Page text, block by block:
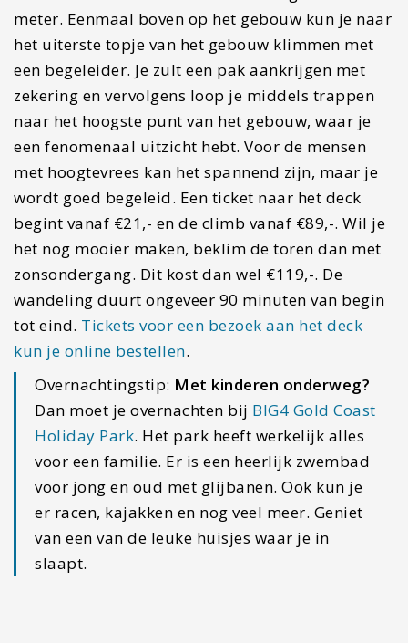
#10 Glow Worm Caves
Eerder hadden we het al over Tamborine
National Park in deze lijst met leuke activiteiten
in of rondom Surfers Paradise. Bij dit nationaal
park ligt ook Mount Tamborine waar je een
fantastisch natuurfenomeen kunt aanschouwen.
In een grot die gemaakt is om glow worms te
beschermen kun je samen met een begeleider op
ontdekkingsreis naar deze lichtgevende
wormpjes. Bij deze tour zul je ook een stukje door
het regenwoud lopen, waarna je vervolgens de
grot zult betreden. De grot is volledig nagemaakt
en er zullen dan ook stalagmieten en stalactieten
te vinden zijn. Ga naar binnen en geniet van de
duizenden lichtgevende wormpjes. Je kunt
boeken bijTamborine Glowworms en de prijzen
beginnen vanaf 19 AUD.
#11 Dagtrip naar Moreton